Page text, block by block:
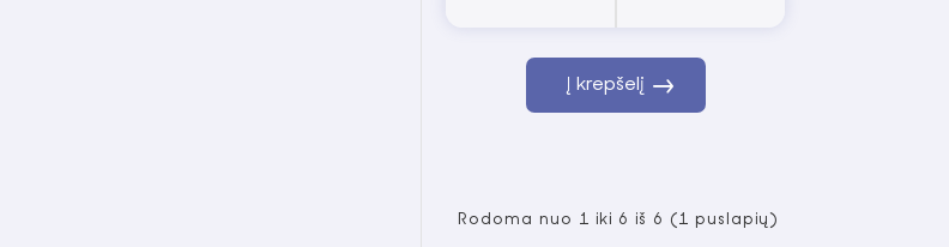
Į krepšelį
Rodoma nuo 1 iki 6 iš 6 (1 puslapių)